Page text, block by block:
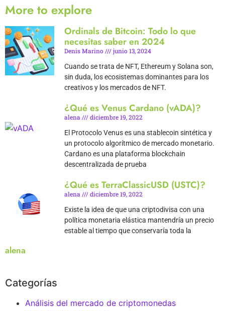
alena
Categorías
Análisis del mercado de criptomonedas
More to explore
Ordinals de Bitcoin: Todo lo que
necesitas saber en 2024
Denis Marino
junio 13, 2024
Cuando se trata de NFT, Ethereum y Solana son,
sin duda, los ecosistemas dominantes para los
creativos y los mercados de NFT.
¿Qué es Venus Cardano (vADA)?
alena
diciembre 19, 2022
El Protocolo Venus es una stablecoin sintética y
un protocolo algorítmico de mercado monetario.
Cardano es una plataforma blockchain
descentralizada de prueba
¿Qué es TerraClassicUSD (USTC)?
alena
diciembre 19, 2022
Existe la idea de que una criptodivisa con una
política monetaria elástica mantendría un precio
estable al tiempo que conservaría toda la